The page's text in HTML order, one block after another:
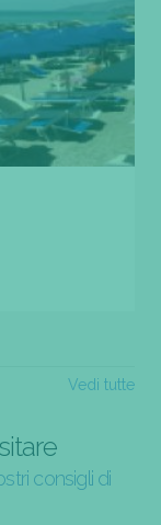
Vedi tutte
consigli di